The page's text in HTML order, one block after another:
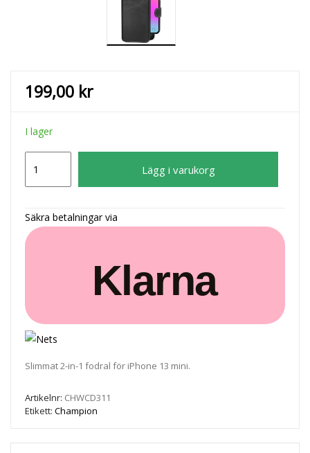
199,00 kr
I lager
Slim
Wallet
mängd
Lägg i varukorg
Säkra betalningar via
Klarna
Slimmat 2-in-1 fodral för iPhone 13 mini.
Artikelnr: CHWCD311
Etikett: Champion